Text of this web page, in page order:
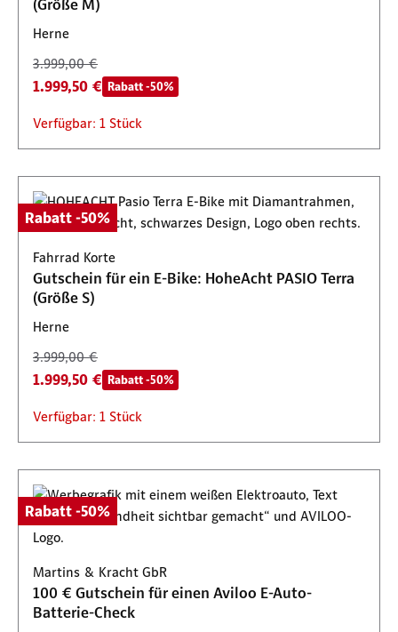
(Größe M)
Herne
3.999,00 €
1.999,50 € Rabatt -50%
Verfügbar: 1 Stück
Rabatt -50%
Fahrrad Korte
Gutschein für ein E-Bike: HoheAcht PASIO Terra
(Größe S)
Herne
3.999,00 €
1.999,50 € Rabatt -50%
Verfügbar: 1 Stück
Rabatt -50%
Martins & Kracht GbR
100 € Gutschein für einen Aviloo E-Auto-
Batterie-Check